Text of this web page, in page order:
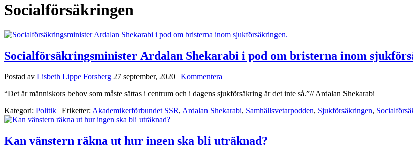
Socialförsäkringen
Socialförsäkringsminister Ardalan Shekarabi i pod om bristerna inom
Postad av Lisbeth Lippe Forsberg 27 september, 2020
Kommentera
“Det är människors behov som måste sättas i centrum och i dagens sjukförsäkring är det inte så.”// Ardalan Shekarabi
Kategori: Politik | Etiketter: Akademikerförbundet SSR, Ardalan Shekarabi, Samhällsvetarpodden, Sjukförsäkringen,
Kan vänstern räkna ut hur ingen ska bli uträknad?